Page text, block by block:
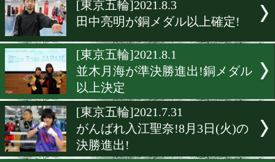
井上尚弥が入江聖奈を祝福
[東京五輪]2021.8.3
入江聖奈!金メダルおめで
[東京五輪]2021.8.3
田中亮明が銅メダル以上確